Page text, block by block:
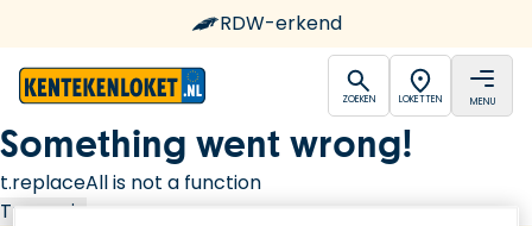
RDW-erkend
open
ZOEKEN LOKETTEN MENU
Something went wrong!
t.replaceAll is not a function
Try again